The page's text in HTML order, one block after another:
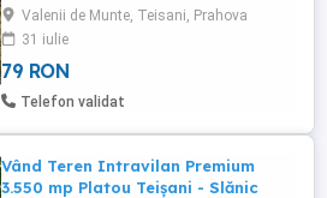
asfaltat. Dispune de utilitatile: apa, curent
electric, canalizare. Mai multe informatii le
puteti ...
Valenii de Munte, Teisani, Prahova
31 iulie
79 RON
Telefon validat
Vând Teren Intravilan Premium
3.550 mp Platou Teișani - Slănic